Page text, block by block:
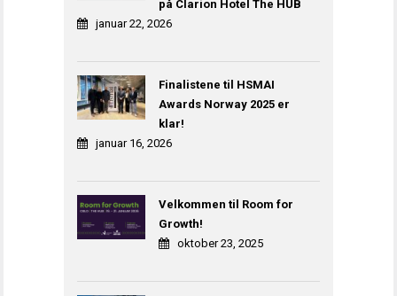
på Clarion Hotel The HUB
januar 22, 2026
Finalistene til HSMAI
Awards Norway 2025 er
klar!
januar 16, 2026
Velkommen til Room for
Growth!
oktober 23, 2025